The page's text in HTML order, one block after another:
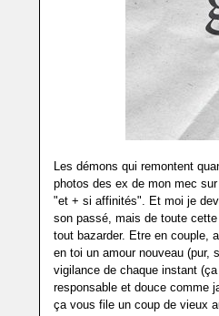
Les démons qui remontent
photos des ex de mon mec
"et + si affinités". Et moi je
son passé, mais de toute
tout bazarder. Etre en couple,
en toi un amour nouveau (pur,
vigilance de chaque instant
responsable et douce comme
ça vous file un coup de vieux